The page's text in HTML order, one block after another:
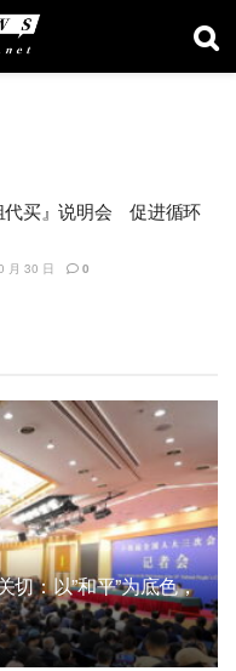
代买』说明会 促进循环
月 30 日 0
：以”和平”为底色，